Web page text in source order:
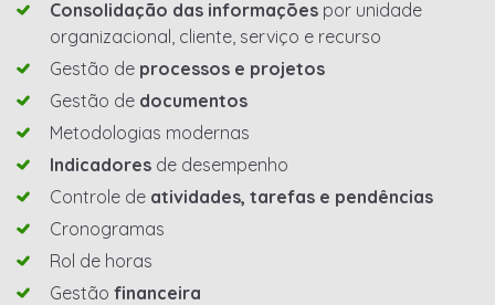
Consolidação das informações por unidade
organizacional, cliente, serviço e recurso
Gestão de processos e projetos
Gestão de documentos
Metodologias modernas
Indicadores de desempenho
Controle de atividades, tarefas e pendências
Cronogramas
Rol de horas
Gestão financeira